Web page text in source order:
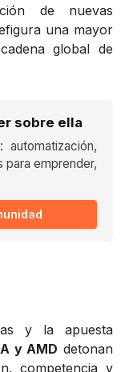
de nuevas
una mayor
global de
sobre ella
para emprender,
y la apuesta
y AMD detonan
competencia y